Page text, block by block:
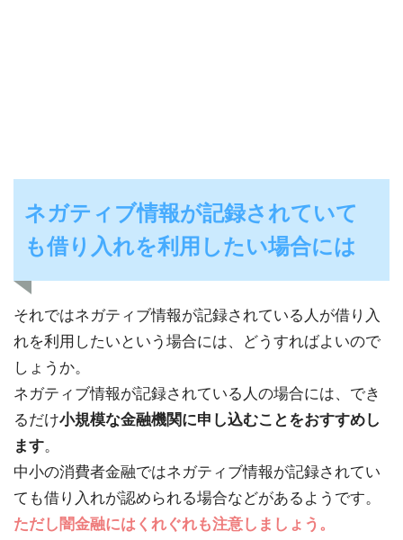
ネガティブ情報が記録されていて
も借り入れを利用したい場合には
それではネガティブ情報が記録されている人が借り入
れを利用したいという場合には、どうすればよいので
しょうか。
ネガティブ情報が記録されている人の場合には、でき
るだけ小規模な金融機関に申し込むことをおすすめし
ます。
中小の消費者金融ではネガティブ情報が記録されてい
ても借り入れが認められる場合などがあるようです。
ただし闇金融にはくれぐれも注意しましょう。